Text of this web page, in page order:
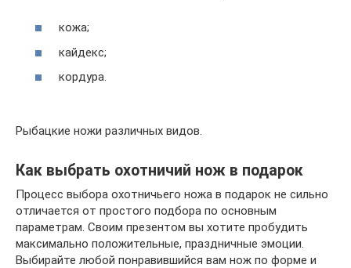
кожа;
кайдекс;
кордура.
Рыбацкие ножи различных видов.
Как выбрать охотничий нож в подарок
Процесс выбора охотничьего ножа в подарок не сильно
отличается от простого подбора по основным
параметрам. Своим презентом вы хотите пробудить
максимально положительные, праздничные эмоции.
Выбирайте любой понравившийся вам нож по форме и